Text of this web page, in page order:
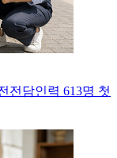
전담인력 613명 첫